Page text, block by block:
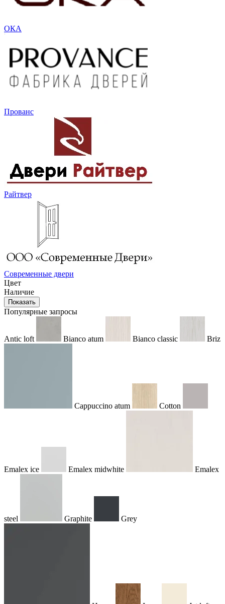
ОКА
Прованс
Райтвер
Современные двери
Цвет
Наличие
Показать
Популярные запросы
Antic loft Bianco atum Bianco classic Briz
Cappuccino atum Cotton
Emalex ice Emalex midwhite Emalex
steel Graphite Grey